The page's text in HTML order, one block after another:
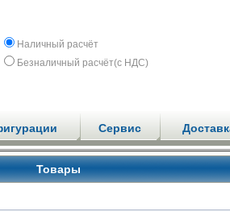
Наличный расчёт
Безналичный расчёт(с НДС)
Сервис
Товары